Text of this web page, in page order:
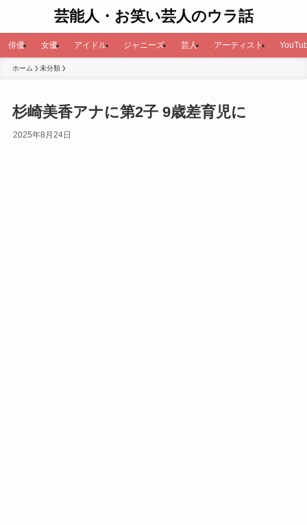
芸能人・お笑い芸人のウラ話
俳優 女優 アイドル ジャニーズ 芸人 アーティスト
ホーム 未分類
杉崎美香アナに第2子 9歳差育児に
2025年8月24日